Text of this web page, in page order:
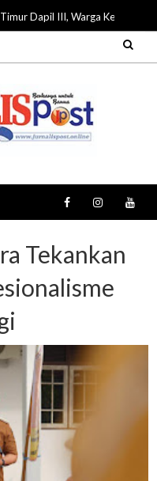
Dapil III, Warga Keluhkan
Tekankan